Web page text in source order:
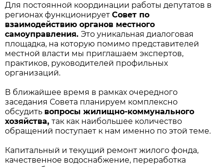
Для постоянной координации работы депутатов в
регионах функционирует Совет по
взаимодействию органов местного
самоуправления. Это уникальная диалоговая
площадка, на которую помимо представителей
местной власти мы приглашаем экспертов,
практиков, руководителей профильных
организаций.
В ближайшее время в рамках очередного
заседания Совета планируем комплексно
обсудить вопросы жилищно-коммунального
хозяйства, так как наибольшее количество
обращений поступает к нам именно по этой теме.
Капитальный и текущий ремонт жилого фонда,
качественное водоснабжение, переработка